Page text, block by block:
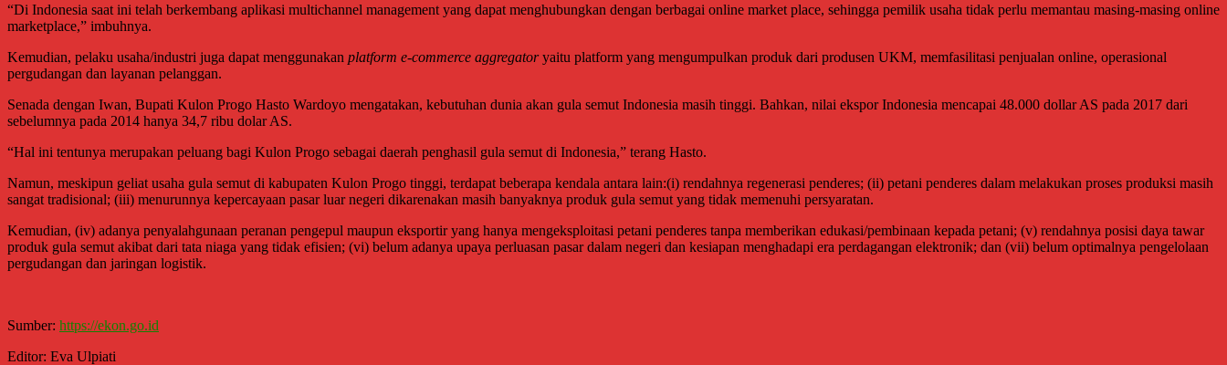
“Di Indonesia saat ini telah berkembang aplikasi multichannel management yang dapat menghubungkan dengan berbagai online market place, sehingga pemilik usaha tidak perlu memantau masing-masing online
marketplace,” imbuhnya.
Kemudian, pelaku usaha/industri juga dapat menggunakan platform e-commerce aggregatoryaitu platform yang mengumpulkan produk dari produsen UKM, memfasilitasi penjualan online, operasional
pergudangan dan layanan pelanggan.
Senada dengan Iwan, Bupati Kulon Progo Hasto Wardoyo mengatakan, kebutuhan dunia akan gula semut Indonesia masih tinggi. Bahkan, nilai ekspor Indonesia mencapai 48.000 dollar AS pada 2017 dari
sebelumnya pada 2014 hanya 34,7 ribu dolar AS.
“Hal ini tentunya merupakan peluang bagi Kulon Progo sebagai daerah penghasil gula semut di Indonesia,” terang Hasto.
Namun, meskipun geliat usaha gula semut di kabupaten Kulon Progo tinggi, terdapat beberapa kendala antara lain:(i) rendahnya regenerasi penderes; (ii) petani penderes dalam melakukan proses produksi masih
sangat tradisional; (iii) menurunnya kepercayaan pasar luar negeri dikarenakan masih banyaknya produk gula semut yang tidak memenuhi persyaratan.
Kemudian, (iv) adanya penyalahgunaan peranan pengepul maupun eksportir yang hanya mengeksploitasi petani penderes tanpa memberikan edukasi/pembinaan kepada petani; (v) rendahnya posisi daya tawar
produk gula semut akibat dari tata niaga yang tidak efisien; (vi) belum adanya upaya perluasan pasar dalam negeri dan kesiapan menghadapi era perdagangan elektronik; dan (vii) belum optimalnya pengelolaan
pergudangan dan jaringan logistik.
Sumber: https://ekon.go.id
Editor: Eva Ulpiati